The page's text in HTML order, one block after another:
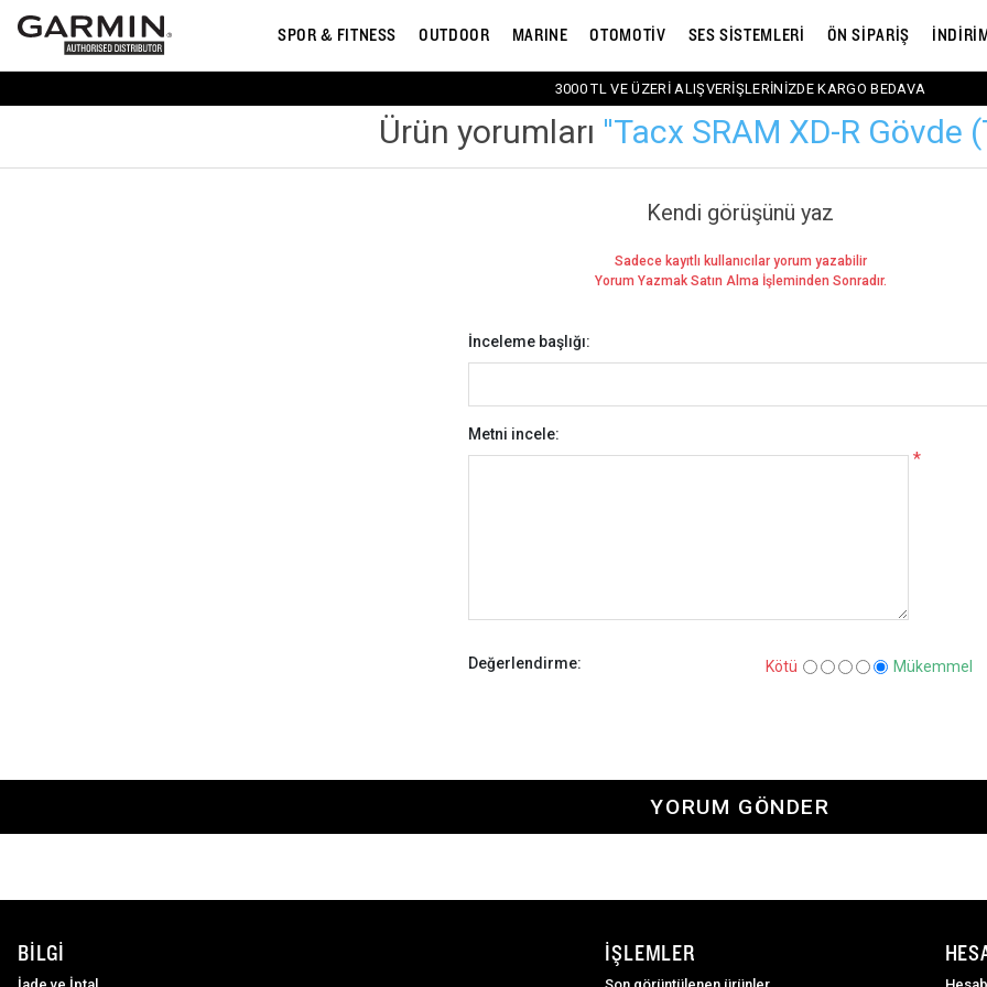
SPOR & FITNESS OUTDOOR MARINE OTOMOTİV SES SİSTEMLERİ ÖN SİPARİŞ
3000 TL VE ÜZERİ ALIŞVERİŞLERİNİZDE KARGO BEDAVA
Ürün yorumları Tacx SRAM XD-R Gövde
Kendi görüşünü yaz
Sadece kayıtlı kullanıcılar yorum yazabilir
Yorum Yazmak Satın Alma İşleminden Sonradır.
İnceleme başlığı:
Metni incele:
*
Değerlendirme: Kötü Mükemmel
YORUM GÖNDER
BILGI İŞLEMLER